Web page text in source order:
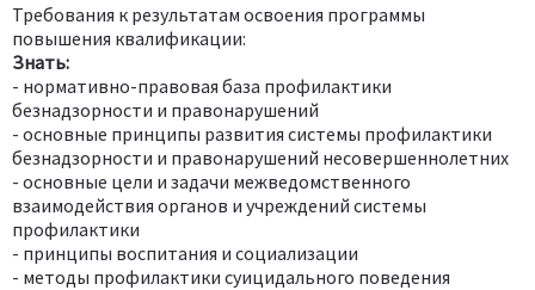
Требования к результатам освоения программы
повышения квалификации:
Знать:
- нормативно-правовая база профилактики
безнадзорности и правонарушений
- основные принципы развития системы профилактики
безнадзорности и правонарушений несовершеннолетних
- основные цели и задачи межведомственного
взаимодействия органов и учреждений системы
профилактики
- принципы воспитания и социализации
- методы профилактики суицидального поведения